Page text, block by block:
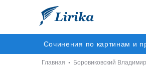
Сочинения по картинам и
Главная Боровиковский